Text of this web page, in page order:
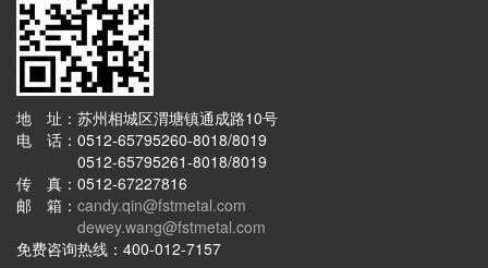
地 址：苏州相城区渭塘镇通成路10号
电 话：0512-65795260-8018/8019
0512-65795261-8018/8019
传 真：0512-67227816
邮 箱： candy.qin@fstmetal.com
dewey.wang@fstmetal.com
免费咨询热线：400-012-7157